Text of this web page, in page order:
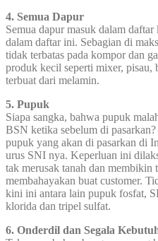
4. Semua Dapur
Semua dapur masuk dalam
dalam daftar ini. Sebagian di
tidak terbatas pada kompor dan
produk kecil seperti mixer, pisau,
terbuat dari melamin.
5. Pupuk
Siapa sangka, bahwa pupuk
BSN ketika sebelum di
pupuk yang akan di pasarkan di
urus SNI nya. Keperluan ini
tak merusak tanah dan membikin
membahayakan buat customer.
kini ini antara lain pupuk fosfat,
klorida dan tripel sulfat.
6. Onderdil dan Segala